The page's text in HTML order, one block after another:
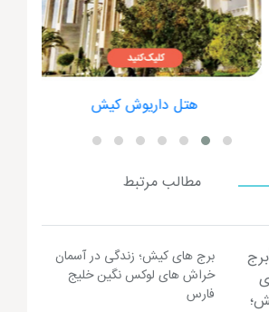
هتل داریوش کیش
مطالب مرتبط
برج های کیش؛ زندگی در آسمان
خراش های لوکس نگین خلیج
فارس